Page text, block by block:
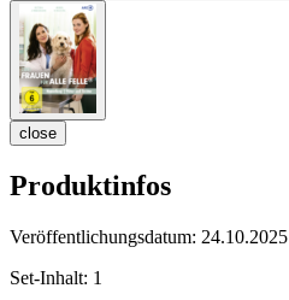
close
Produktinfos
Veröffentlichungsdatum: 24.10.2025
Set-Inhalt: 1